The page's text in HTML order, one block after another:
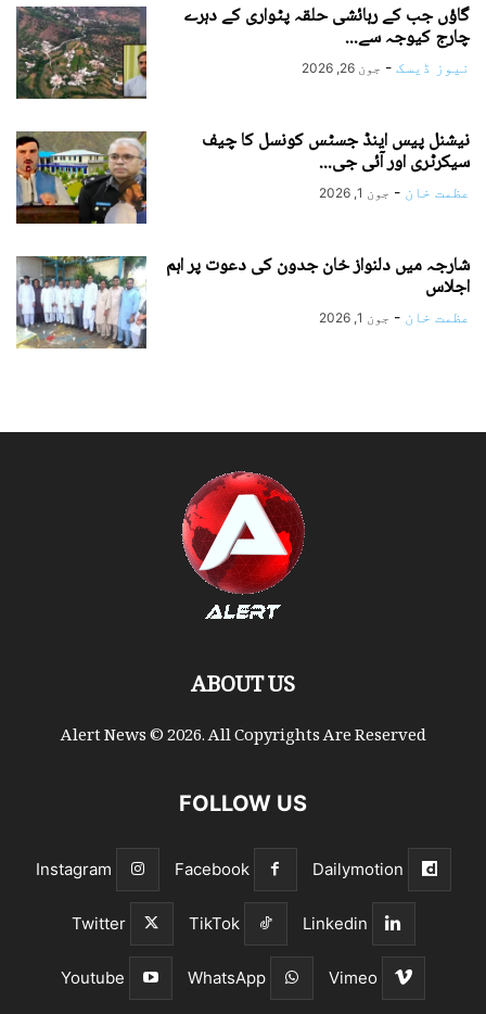
گاؤں جب کے رہائشی حلقہ پٹواری کے دہرے
چارج کیوجہ سے...
نیوز ڈیسک - جون 26, 2026
نیشنل پیس اینڈ جسٹس کونسل کا چیف
سیکرٹری اور آئی جی...
عظمت خان - جون 1, 2026
شارجہ میں دلنواز خان جدون کی دعوت پر اہم
اجلاس
عظمت خان - جون 1, 2026
ABOUT US
Alert News © 2026. All Copyrights Are Reserved
FOLLOW US
Dailymotion
Facebook
Instagram
Linkedin
TikTok
Twitter
Vimeo
WhatsApp
Youtube